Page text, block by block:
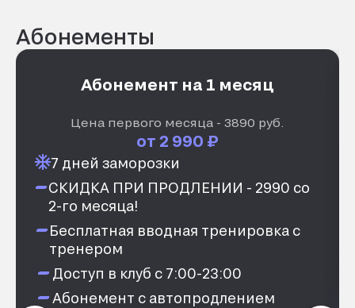
Абонементы
Абонемент на 1 месяц
Цена первого месяца - 3890 руб.
от 2 990 ₽
7 дней заморозки
СКИДКА ПРИ ПРОДЛЕНИИ - 2990 со
2-го месяца!
Бесплатная вводная тренировка с
тренером
Доступ в клуб с 7:00-23:00
Абонемент с автопродлением